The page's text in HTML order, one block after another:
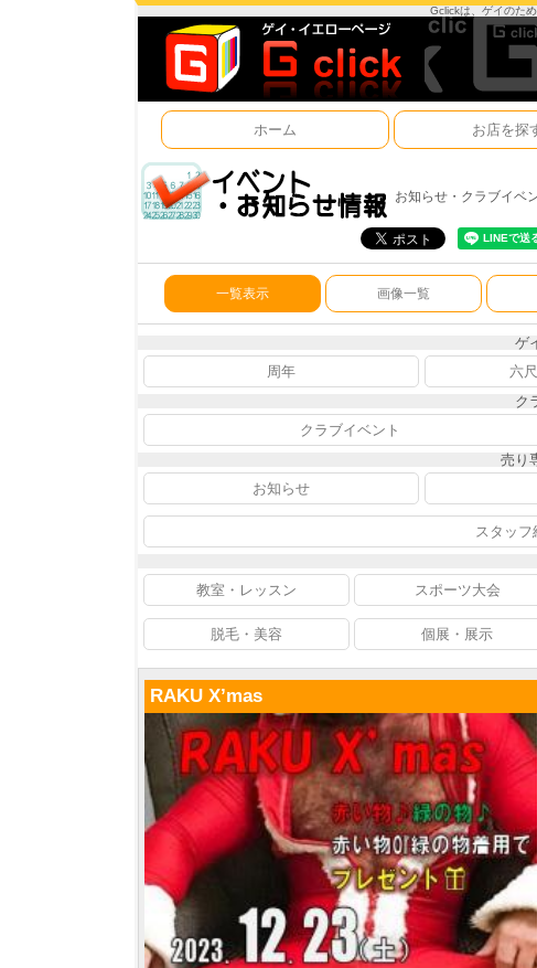
Gclickは、ゲイのた
ホーム お店を探
お知らせ・クラブイベ
一覧表示 画像一覧
ゲ
周年
六
ク
クラブイベント
売り
お知らせ
スタッフ
教室・レッスン
スポーツ大会
脱毛・美容 個展・展示
RAKU X’mas